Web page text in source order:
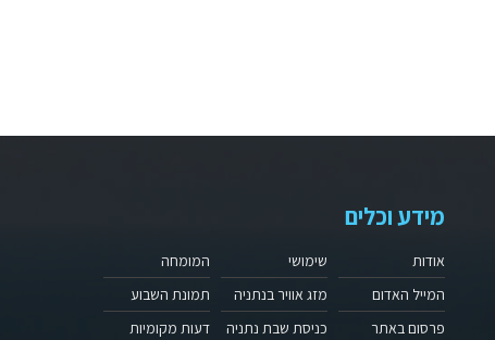
מידע וכלים
אודות
המייל האדום
פרסום באתר
שימושי
מזג אוויר בנתניה
כניסת שבת נתניה
המומחה
תמונת השבוע
דעות מקומיות